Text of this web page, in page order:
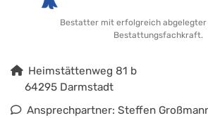
Bestatter mit erfolgreich abgelegter
Bestattungsfachkraft.
Heimstättenweg 81 b
64295 Darmstadt
Ansprechpartner: Steffen